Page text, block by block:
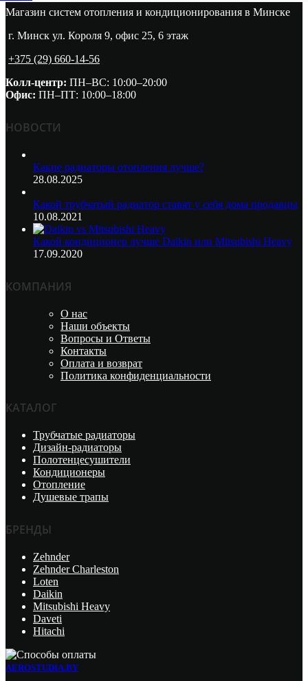
Магазин систем отопления и кондиционирования в Минске
г. Минск ул. Короля 9, офис 25, 6 этаж
+375 (29) 660-14-56
Колл-центр: ПН–ВС: 10:00–20:00​
Офис: ПН–ПТ: 10:00–18:00
НОВОСТИ
Какие радиаторы отопления лучше?
28.08.2025
Какой трубчатый радиатор ставят у себя дома продавцы
10.08.2021
Какой кондиционер лучше Daikin или Mitsubishi Heavy
17.09.2020
КОМПАНИЯ
О нас
Наши объекты
Вопросы и Ответы
Контакты
Оплата и возврат
Политика конфиденциальности
КАТАЛОГ
Трубчатые радиаторы
Дизайн-радиаторы
Полотенцесушители
Кондиционеры
Отопление
Душевые трапы
БРЕНДЫ
Zehnder
Zehnder Charleston
Loten
Daikin
Mitsubishi Heavy
Daveti
Hitachi
AEROSTUDIA.BY